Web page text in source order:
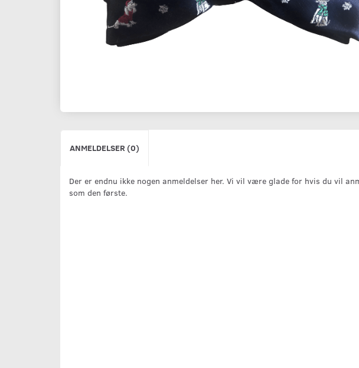
ANMELDELSER (0)
Der er endnu ikke nogen anmeldelser her. Vi vil være glade for hvis du vil
som den første.